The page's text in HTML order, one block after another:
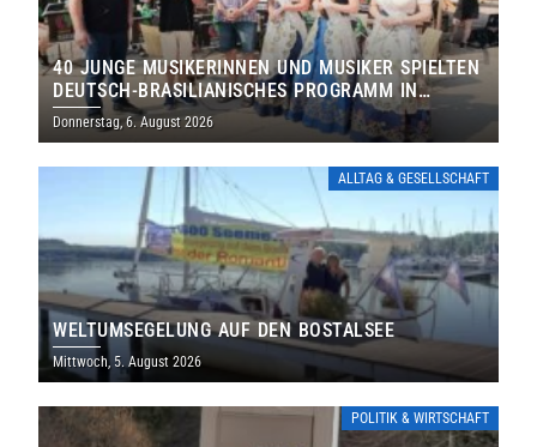
40 JUNGE MUSIKERINNEN UND MUSIKER SPIELTEN
DEUTSCH-BRASILIANISCHES PROGRAMM IN
THOLEY
Donnerstag, 6. August 2026
ALLTAG & GESELLSCHAFT
WELTUMSEGELUNG AUF DEN BOSTALSEE
Mittwoch, 5. August 2026
POLITIK & WIRTSCHAFT